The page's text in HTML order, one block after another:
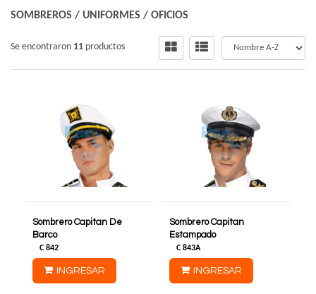
SOMBREROS / UNIFORMES / OFICIOS
Se encontraron 11 productos
Sombrero Capitan De
Barco
C 842
INGRESAR
Sombrero Capitan
Estampado
C 843A
INGRESAR